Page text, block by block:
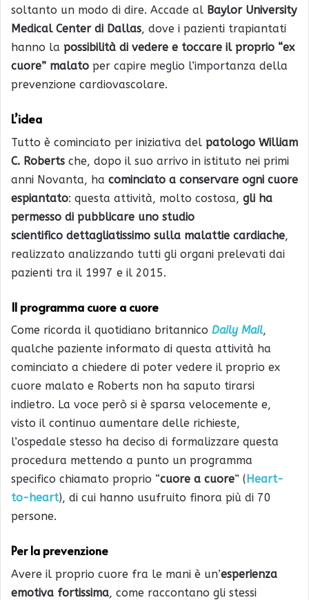
soltanto un modo di dire. Accade al Baylor University
Medical Center di Dallas, dove i pazienti trapiantati
hanno la possibilità di vedere e toccare il proprio “ex
cuore” malato per capire meglio l’importanza della
prevenzione cardiovascolare.
L’idea
Tutto è cominciato per iniziativa del patologo William
C. Roberts che, dopo il suo arrivo in istituto nei primi
anni Novanta, ha cominciato a conservare ogni cuore
espiantato: questa attività, molto costosa, gli ha
permesso di pubblicare uno studio
scientifico dettagliatissimo sulla malattie cardiache,
realizzato analizzando tutti gli organi prelevati dai
pazienti tra il 1997 e il 2015.
Il programma cuore a cuore
Come ricorda il quotidiano britannico Daily Mail,
qualche paziente informato di questa attività ha
cominciato a chiedere di poter vedere il proprio ex
cuore malato e Roberts non ha saputo tirarsi
indietro. La voce però si è sparsa velocemente e,
visto il continuo aumentare delle richieste,
l’ospedale stesso ha deciso di formalizzare questa
procedura mettendo a punto un programma
specifico chiamato proprio “cuore a cuore” (Heart-
to-heart), di cui hanno usufruito finora più di 70
persone.
Per la prevenzione
Avere il proprio cuore fra le mani è un’esperienza
emotiva fortissima, come raccontano gli stessi